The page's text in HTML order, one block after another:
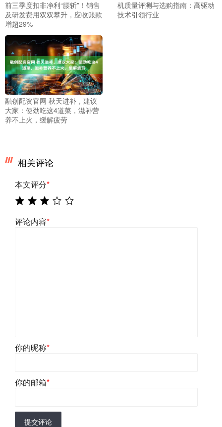
前三季度扣非净利“腰斩”！销售
及研发费用双双攀升，应收账款
增超29%
机质量评测与选购指南：高驱动
技术引领行业
融创配资官网 秋天进补，建议
大家：使劲吃这4道菜，滋补营
养不上火，缓解疲劳
相关评论
本文评分*
评论内容*
你的昵称*
你的邮箱*
提交评论